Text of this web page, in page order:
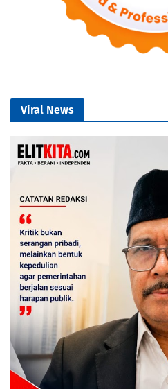
Viral News